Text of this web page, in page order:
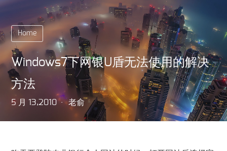
Home
Windows7下网银U盾无法使用的解决
方法
5 月 13,2010 老俞